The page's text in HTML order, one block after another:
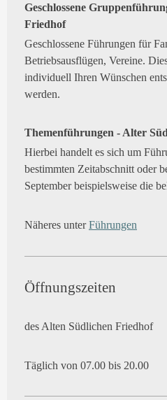
Geschlossene
Friedhof
Geschlossene Führungen für
Betriebsausflügen, Vereine.
individuell Ihren Wünschen
werden.
Themenführungen - Alter
Hierbei handelt es sich um
bestimmten Zeitabschnitt oder
September beispielsweise die
Näheres unterFührungen
Öffnungszeiten
des Alten Südlichen Friedhof
Täglich von 07.00 bis 20.00